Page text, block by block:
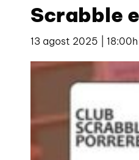
Scrabble
13 agost 2025 | 18:00h